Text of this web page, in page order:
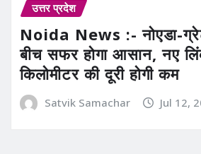
उत्तर प्रदेश
Noida News :- नोएडा-
बीच सफर होगा आसान, नए
किलोमीटर की दूरी होगी कम
Satvik Samachar Jul 12,